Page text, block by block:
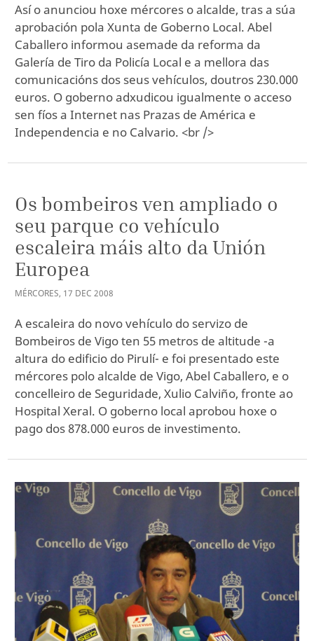
Así o anunciou hoxe mércores o alcalde, tras a súa
aprobación pola Xunta de Goberno Local. Abel
Caballero informou asemade da reforma da
Galería de Tiro da Policía Local e a mellora das
comunicacións dos seus vehículos, doutros 230.000
euros. O goberno adxudicou igualmente o acceso
sen fíos a Internet nas Prazas de América e
Independencia e no Calvario. <br />
Os bombeiros ven ampliado o
seu parque co vehículo
escaleira máis alto da Unión
Europea
MÉRCORES, 17 DEC 2008
A escaleira do novo vehículo do servizo de
Bombeiros de Vigo ten 55 metros de altitude -a
altura do edificio do Pirulí- e foi presentado este
mércores polo alcalde de Vigo, Abel Caballero, e o
concelleiro de Seguridade, Xulio Calviño, fronte ao
Hospital Xeral. O goberno local aprobou hoxe o
pago dos 878.000 euros de investimento.